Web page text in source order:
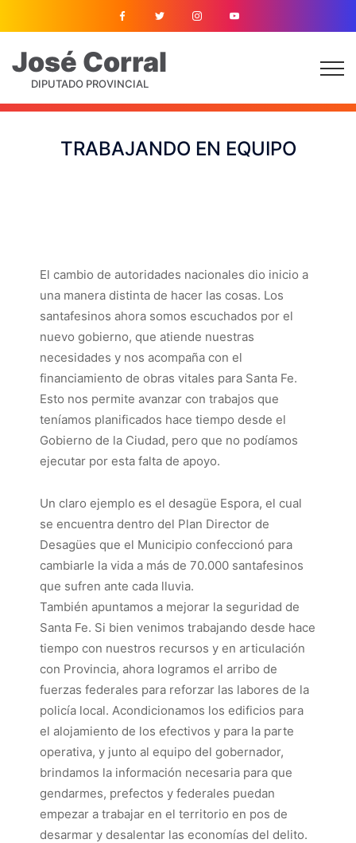
José Corral
DIPUTADO PROVINCIAL
TRABAJANDO EN EQUIPO
El cambio de autoridades nacionales dio inicio a
una manera distinta de hacer las cosas. Los
santafesinos ahora somos escuchados por el
nuevo gobierno, que atiende nuestras
necesidades y nos acompaña con el
financiamiento de obras vitales para Santa Fe.
Esto nos permite avanzar con trabajos que
teníamos planificados hace tiempo desde el
Gobierno de la Ciudad, pero que no podíamos
ejecutar por esta falta de apoyo.
Un claro ejemplo es el desagüe Espora, el cual
se encuentra dentro del Plan Director de
Desagües que el Municipio confeccionó para
cambiarle la vida a más de 70.000 santafesinos
que sufren ante cada lluvia.
También apuntamos a mejorar la seguridad de
Santa Fe. Si bien venimos trabajando desde hace
tiempo con nuestros recursos y en articulación
con Provincia, ahora logramos el arribo de
fuerzas federales para reforzar las labores de la
policía local. Acondicionamos los edificios para
el alojamiento de los efectivos y para la parte
operativa, y junto al equipo del gobernador,
brindamos la información necesaria para que
gendarmes, prefectos y federales puedan
empezar a trabajar en el territorio en pos de
desarmar y desalentar las economías del delito.